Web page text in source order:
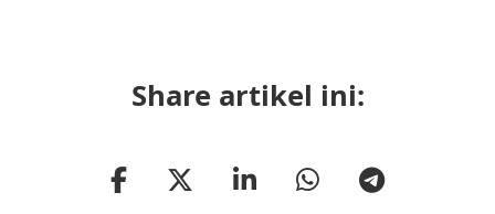
Share artikel ini: